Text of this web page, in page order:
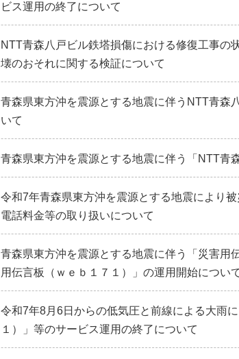
ビス運用の終了について
NTT青森八戸ビル鉄塔損傷における修復工事の
壊のおそれに関する検証について
青森県東方沖を震源とする地震に伴うNTT青森
いて
青森県東方沖を震源とする地震に伴う「NTT青
令和7年青森県東方沖を震源とする地震により
電話料金等の取り扱いについて
青森県東方沖を震源とする地震に伴う「災害用
用伝言板（ｗｅｂ１７１）」の運用開始につい
令和7年8月6日からの低気圧と前線による大雨
１）」等のサービス運用の終了について